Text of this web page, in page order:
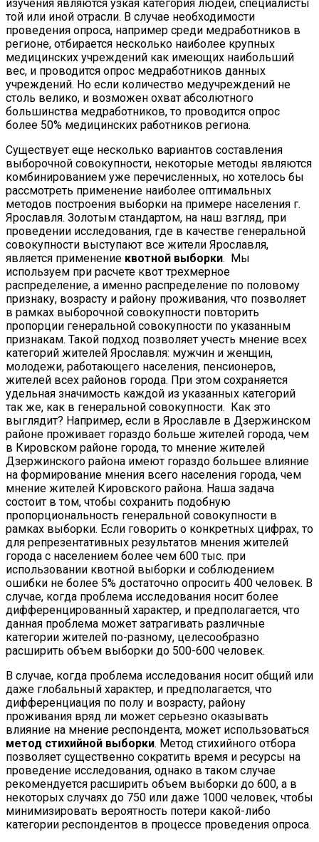
изучения являются узкая категория людей, специалисты
той или иной отрасли. В случае необходимости
проведения опроса, например среди медработников в
регионе, отбирается несколько наиболее крупных
медицинских учреждений как имеющих наибольший
вес, и проводится опрос медработников данных
учреждений. Но если количество медучреждений не
столь велико, и возможен охват абсолютного
большинства медработников, то проводится опрос
более 50% медицинских работников региона.
Существует еще несколько вариантов составления
выборочной совокупности, некоторые методы являются
комбинированием уже перечисленных, но хотелось бы
рассмотреть применение наиболее оптимальных
методов построения выборки на примере населения г.
Ярославля. Золотым стандартом, на наш взгляд, при
проведении исследования, где в качестве генеральной
совокупности выступают все жители Ярославля,
является применение квотной выборки. Мы
используем при расчете квот трехмерное
распределение, а именно распределение по половому
признаку, возрасту и району проживания, что позволяет
в рамках выборочной совокупности повторить
пропорции генеральной совокупности по указанным
признакам. Такой подход позволяет учесть мнение всех
категорий жителей Ярославля: мужчин и женщин,
молодежи, работающего населения, пенсионеров,
жителей всех районов города. При этом сохраняется
удельная значимость каждой из указанных категорий
так же, как в генеральной совокупности. Как это
выглядит? Например, если в Ярославле в Дзержинском
районе проживает гораздо больше жителей города, чем
в Кировском районе города, то мнение жителей
Дзержинского района имеют гораздо большее влияние
на формирование мнения всего населения города, чем
мнение жителей Кировского района. Наша задача
состоит в том, чтобы сохранить подобную
пропорциональность генеральной совокупности в
рамках выборки. Если говорить о конкретных цифрах, то
для репрезентативных результатов мнения жителей
города с населением более чем 600 тыс. при
использовании квотной выборки и соблюдением
ошибки не более 5% достаточно опросить 400 человек. В
случае, когда проблема исследования носит более
дифференцированный характер, и предполагается, что
данная проблема может затрагивать различные
категории жителей по-разному, целесообразно
расширить объем выборки до 500-600 человек.
В случае, когда проблема исследования носит общий или
даже глобальный характер, и предполагается, что
дифференциация по полу и возрасту, району
проживания вряд ли может серьезно оказывать
влияние на мнение респондента, может использоваться
метод стихийной выборки. Метод стихийного отбора
позволяет существенно сократить время и ресурсы на
проведение исследования, однако в таком случае
рекомендуется расширить объем выборки до 600, а в
некоторых случаях до 750 или даже 1000 человек, чтобы
минимизировать вероятность потери какой-либо
категории респондентов в процессе проведения опроса.